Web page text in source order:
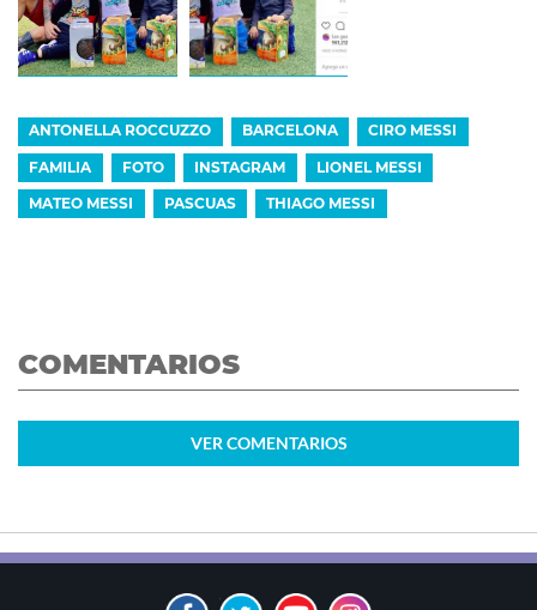
ANTONELLA ROCCUZZO BARCELONA CIRO MESSI
FAMILIA FOTO INSTAGRAM LIONEL MESSI
MATEO MESSI PASCUAS THIAGO MESSI
COMENTARIOS
VERCOMENTARIOS